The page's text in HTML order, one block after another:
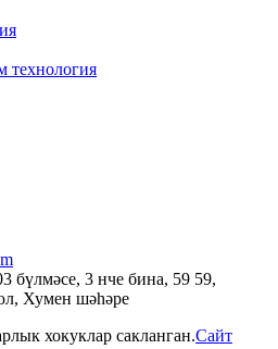
технология
бүлмәсе, 3 нче бина, 59 59,
Хумен шәһәре
хокуклар сакланган.Сайт